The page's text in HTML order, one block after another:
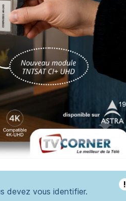
!
devez vous identifier.